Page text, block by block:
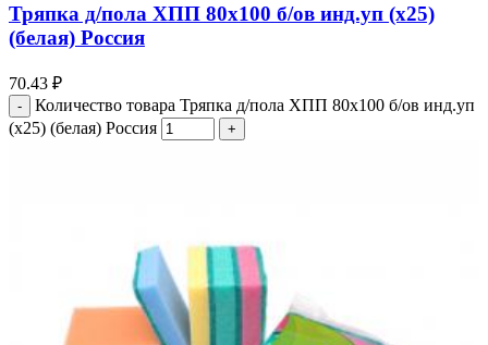
Тряпка д/пола ХПП 80х100 б/ов инд.уп (х25)
(белая) Россия
70.43 ₽
Количество товара Тряпка д/пола ХПП 80х100 б/ов инд.уп
(х25) (белая) Россия